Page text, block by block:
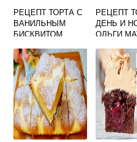
РЕЦЕПТ ТОРТА С
ВАНИЛЬНЫМ
БИСКВИТОМ
РЕЦЕПТ
ДЕНЬ И
ОЛЬГИ